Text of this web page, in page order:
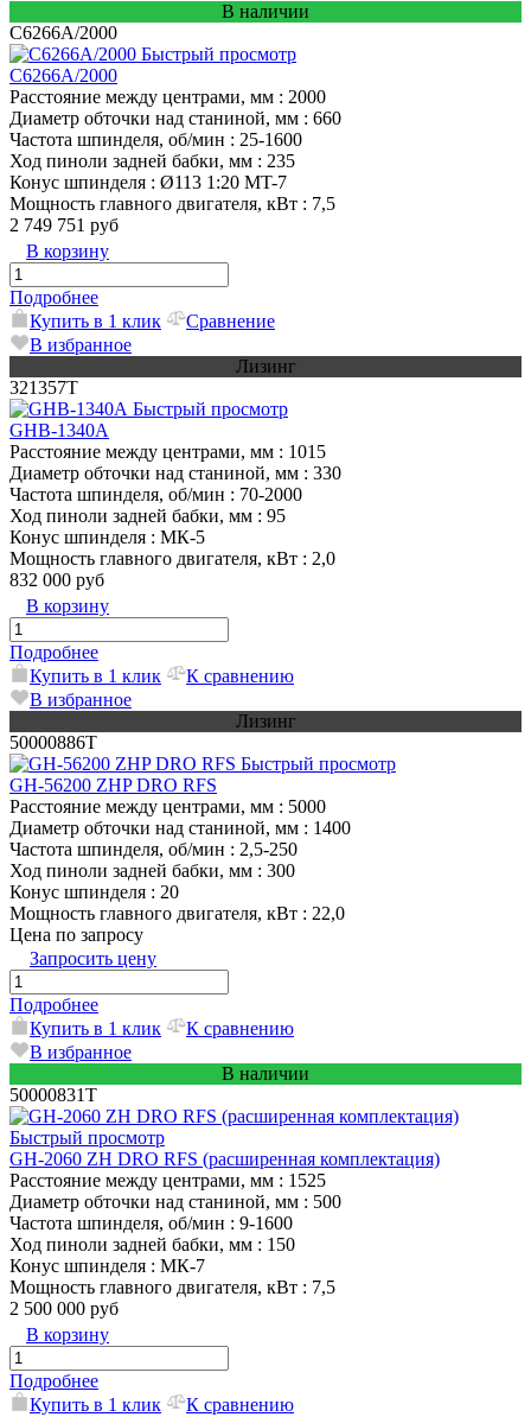
В наличии
C6266A/2000
Быстрый просмотр
C6266A/2000
Расстояние между центрами, мм : 2000
Диаметр обточки над станиной, мм : 660
Частота шпинделя, об/мин : 25-1600
Ход пиноли задней бабки, мм : 235
Конус шпинделя : Ø113 1:20 MT-7
Мощность главного двигателя, кВт : 7,5
2 749 751 руб
В корзину
Подробнее
Купить в 1 клик
Сравнение
В избранное
Лизинг
321357T
Быстрый просмотр
GHB-1340A
Расстояние между центрами, мм : 1015
Диаметр обточки над станиной, мм : 330
Частота шпинделя, об/мин : 70-2000
Ход пиноли задней бабки, мм : 95
Конус шпинделя : МК-5
Мощность главного двигателя, кВт : 2,0
832 000 руб
В корзину
Подробнее
Купить в 1 клик
К сравнению
В избранное
Лизинг
50000886T
Быстрый просмотр
GH-56200 ZHP DRO RFS
Расстояние между центрами, мм : 5000
Диаметр обточки над станиной, мм : 1400
Частота шпинделя, об/мин : 2,5-250
Ход пиноли задней бабки, мм : 300
Конус шпинделя : 20
Мощность главного двигателя, кВт : 22,0
Цена по запросу
Запросить цену
Подробнее
Купить в 1 клик
К сравнению
В избранное
В наличии
50000831T
Быстрый просмотр
GH-2060 ZH DRO RFS (расширенная комплектация)
Расстояние между центрами, мм : 1525
Диаметр обточки над станиной, мм : 500
Частота шпинделя, об/мин : 9-1600
Ход пиноли задней бабки, мм : 150
Конус шпинделя : МК-7
Мощность главного двигателя, кВт : 7,5
2 500 000 руб
В корзину
Подробнее
Купить в 1 клик
К сравнению